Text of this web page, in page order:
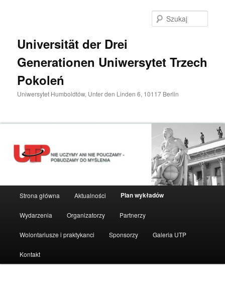
Universität der Drei
Generationen Uniwersytet Trzech
Pokoleń
Uniwersytet Humboldtów, Unter den Linden 6, 10117 Berlin
Strona główna Aktualności Plan wykładów
Wydarzenia Organizatorzy Partnerzy
Wolontariusze i praktykanci Sponsorzy Galeria UTP
Kontakt